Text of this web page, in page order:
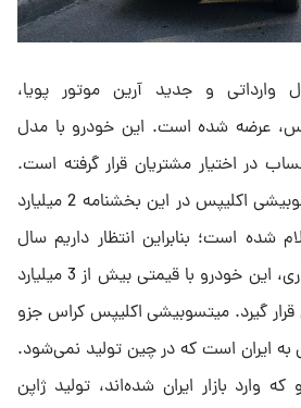
و جدید آرین موتور پویا،
عرضه شده است. این خودرو با مدل
در اختیار مشتریان قرار گرفته است.
قیمت علی‌الحساب میتسوبیشی اکلیپس در این بخشنامه 2 میلیارد
اعلام شده است؛ بنابراین انتظار داریم سال
آینده و پس از 120 روز کاری،‌ این خودرو با قیمتی بیش از 3 میلیارد
قرار گیرد. میتسوبیشی اکلیپس کراس جزو
به ایران است که در چین تولید نمی‌شود.
وارد بازار ایران شده‌اند، تولید ژاپن